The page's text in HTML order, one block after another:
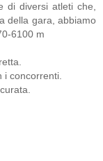
di diversi atleti che,
della gara, abbiamo
6100 m
concorrenti.